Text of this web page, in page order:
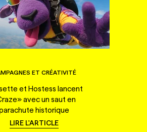
ET CRÉATIVITÉ
et Hostess lancent
avec un saut en
historique
LIRE L'ARTICLE